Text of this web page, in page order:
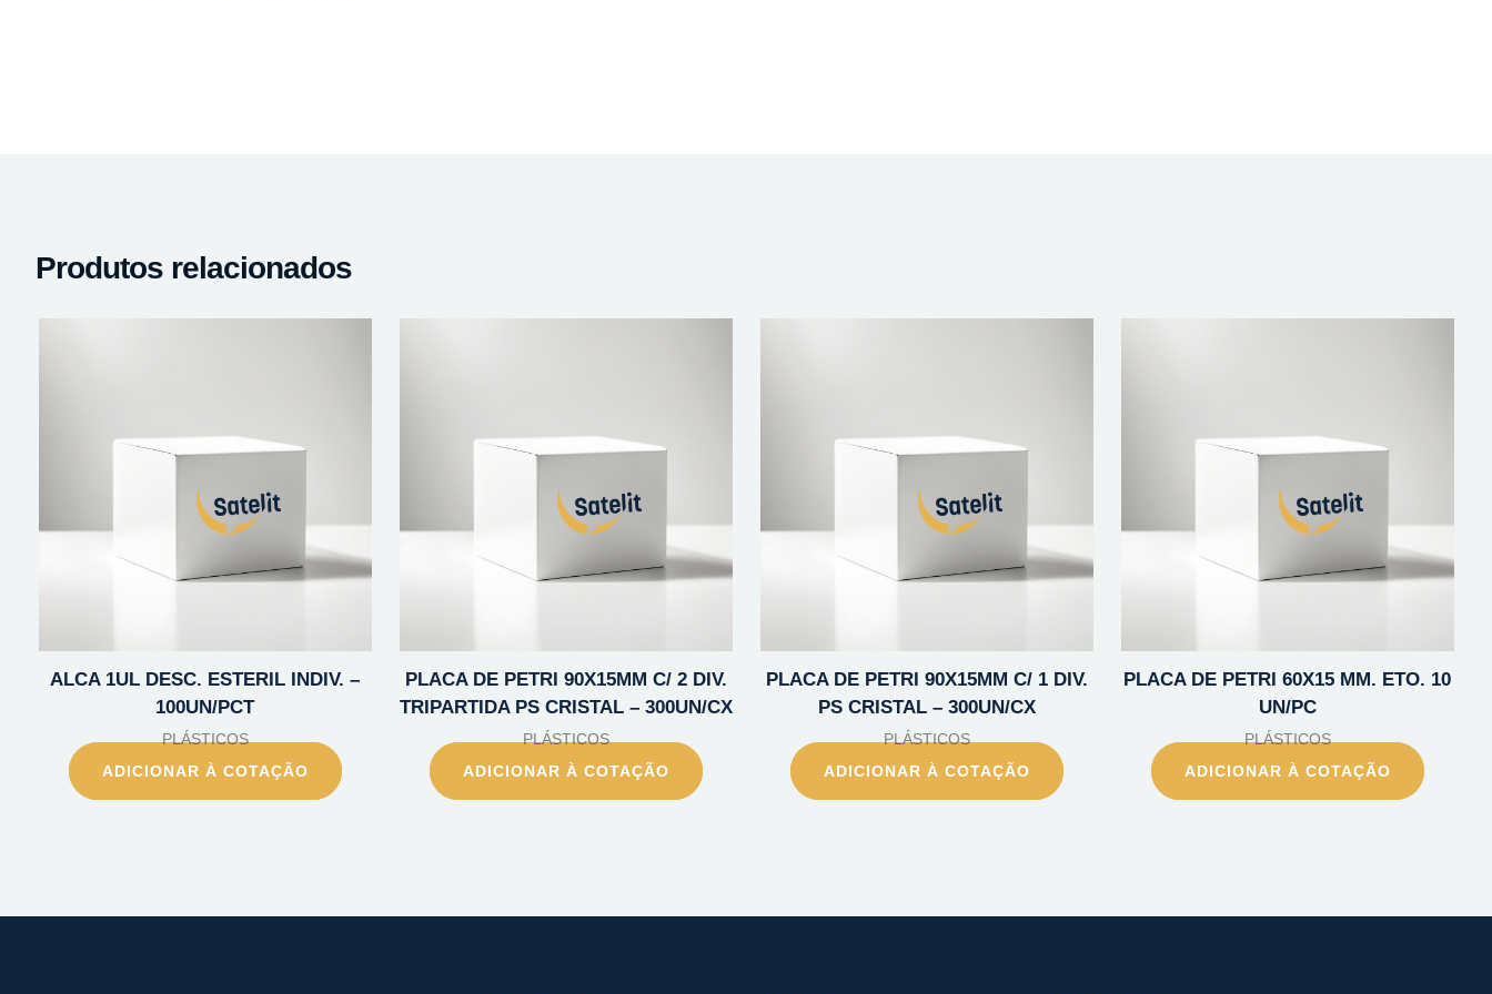
Produtos relacionados
ALCA 1UL DESC. ESTERIL INDIV. –
100UN/PCT
PLÁSTICOS
ADICIONAR À COTAÇÃO
PLACA DE PETRI 90X15MM C/ 2 DIV.
TRIPARTIDA PS CRISTAL – 300UN/CX
PLÁSTICOS
ADICIONAR À COTAÇÃO
PLACA DE PETRI 90X15MM C/ 1 DIV.
PS CRISTAL – 300UN/CX
PLÁSTICOS
ADICIONAR À COTAÇÃO
PLACA DE PETRI 60X15 MM. ETO. 10
UN/PC
PLÁSTICOS
ADICIONAR À COTAÇÃO